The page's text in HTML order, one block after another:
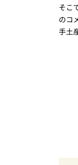
そこ
のコ
手土